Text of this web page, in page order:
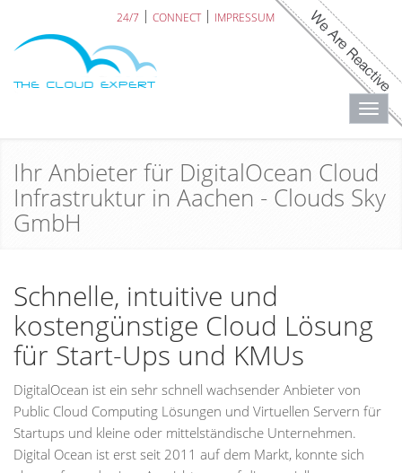
24/7 CONNECT IMPRESSUM
Ihr Anbieter für DigitalOcean Cloud
Infrastruktur in Aachen - Clouds Sky
GmbH
Schnelle, intuitive und
kostengünstige Cloud Lösung
für Start-Ups und KMUs
DigitalOcean ist ein sehr schnell wachsender Anbieter von
Public Cloud Computing Lösungen und Virtuellen Servern für
Startups und kleine oder mittelständische Unternehmen.
Digital Ocean ist erst seit 2011 auf dem Markt, konnte sich